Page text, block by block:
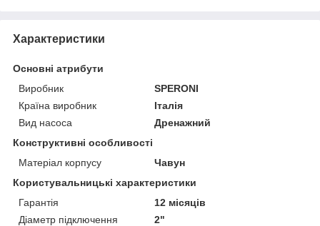
Характеристики
Основні атрибути
Виробник
SPERONI
Країна виробник
Італія
Вид насоса
Дренажний
Конструктивні особливості
Матеріал корпусу
Чавун
Користувальницькі характеристики
Гарантія
12 місяців
Діаметр підключення
2"